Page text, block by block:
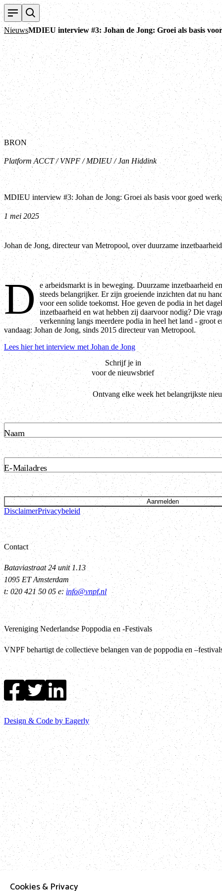
Cookies & Privacy
NieuwsMDIEU interview #3: Johan de Jong: Groei als basis
BRON
Platform ACCT / VNPF / MDIEU / Jan Hiddink
MDIEU interview #3: Johan de Jong: Groei als basis voor goed
1 mei 2025
Johan de Jong, directeur van Metropool, over duurzame
D e arbeidsmarkt is in beweging. Duurzame inzetbaarheid
steeds belangrijker. Er zijn groeiende inzichten dat nu
voor een solide toekomst. Hoe geven de podia in het
inzetbaarheid en wat hebben zij daarvoor nodig? Die
verkenning langs meerdere podia in heel het land - groot
vandaag: Johan de Jong, sinds 2015 directeur van Metropool.
Lees hier het interview met Johan de Jong
Schrijf je in
voor de nieuwsbrief
Ontvang elke week het belangrijkste
Naam
E-Mailadres
Aanmelden
DisclaimerPrivacybeleid
Contact
Bataviastraat 24 unit 1.13
1095 ET Amsterdam
t: 020 421 50 05 e:info@vnpf.nl
Vereniging Nederlandse Poppodia en -Festivals
VNPF behartigt de collectieve belangen van de poppodia en
Design & Code by Eagerly